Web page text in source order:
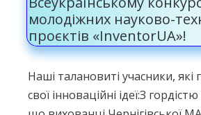
молодіжних науково-
проєктів «InventorUA»!
Наші талановиті учасники, які
свої інноваційні ідеї:З